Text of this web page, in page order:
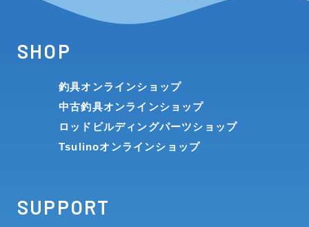
SHOP
釣具オンラインショップ
中古釣具オンラインショップ
ロッドビルディングパーツショップ
Tsulinoオンラインショップ
SUPPORT